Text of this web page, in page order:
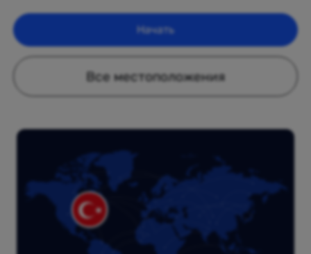
Начать
Все местоположения